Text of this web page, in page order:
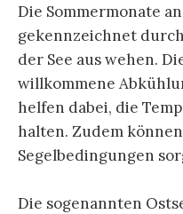
Die Sommermonate
gekennzeichnet
der See aus wehen.
willkommene
helfen dabei, die
halten. Zudem
Segelbedingungen
Die sogenannten